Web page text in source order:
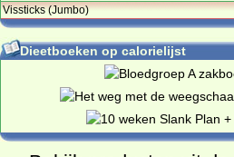
Vissticks (Jumbo)
Dieetboeken op calorielijst